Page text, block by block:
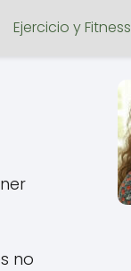
Ejercicio y Fitness
no